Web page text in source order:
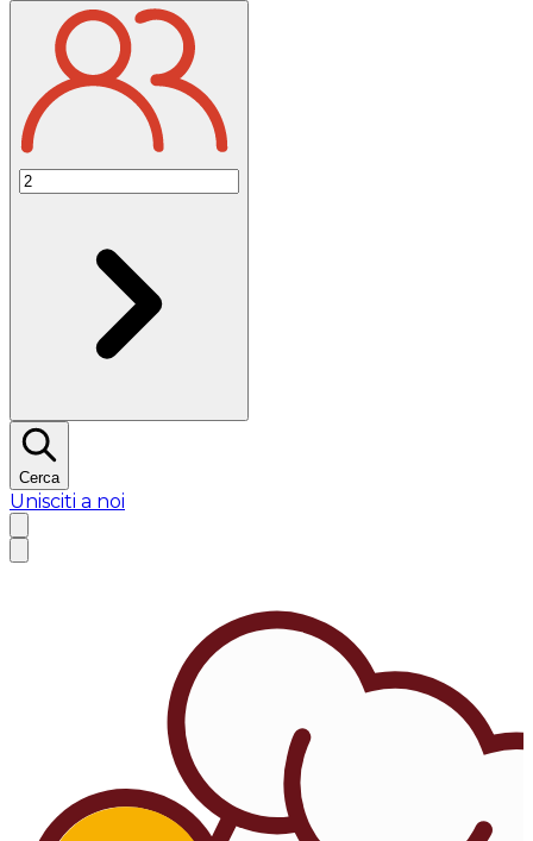
Cerca
Unisciti a noi